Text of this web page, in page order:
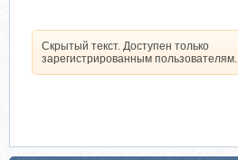
Скрытый текст. Доступен только
зарегистрированным пользователям.